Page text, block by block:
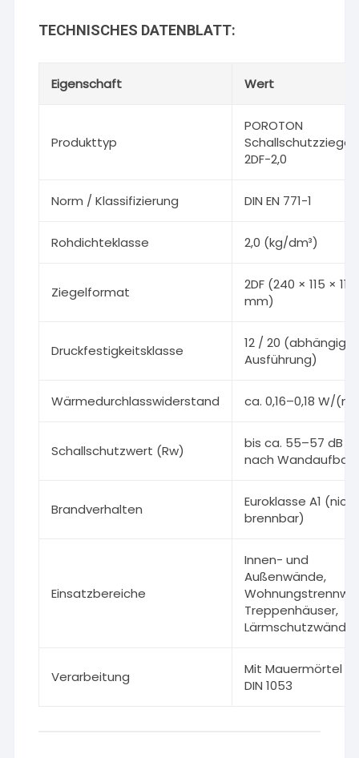
TECHNISCHES DATENBLATT:
Eigenschaft Wert
Produkttyp
POROTON
Schallschutzziegel
2DF-2,0
Norm / Klassifizierung DIN EN 771-1
Rohdichteklasse 2,0 (kg/dm³)
Ziegelformat
2DF (240 × 115 × 113
mm)
Druckfestigkeitsklasse
12 / 20 (abhängig
Ausführung)
Wärmedurchlasswiderstand ca. 0,16–0,18 W/
Schallschutzwert (Rw)
bis ca. 55–57 dB
nach
Brandverhalten
Euroklasse A1
brennbar)
Einsatzbereiche
Innen- und
Außenwände,
Treppenhäuser,
Lärmschutzwände
Verarbeitung
Mit Mauermörtel
DIN 1053